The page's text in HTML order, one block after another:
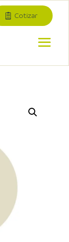
Cotizar